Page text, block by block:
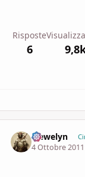
Risposte
6
Llewelyn
4 Ottobre 2011